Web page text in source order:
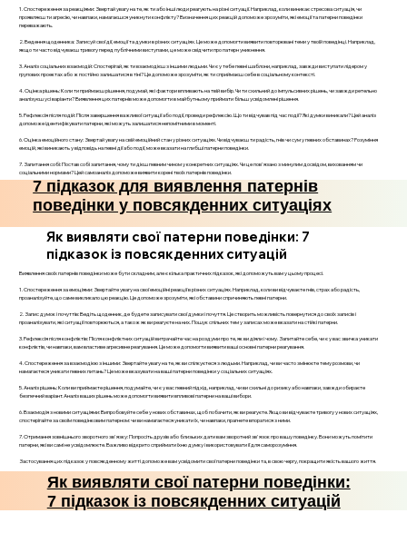
1. Спостереження за реакціями: Звертай увагу на те, як ти або інші люди реагують на різні ситуації. Наприклад, коли виникає стресова ситуація, чи
проявляєш ти агресію, чи навпаки, намагаєшся уникнути конфлікту? Визначення цих реакцій допоможе зрозуміти, які емоції та патерни поведінки
переважають.
2. Ведення щоденника: Записуй свої дії, емоції та думки в різних ситуаціях. Це може допомогти виявити повторювані теми у твоїй поведінці. Наприклад,
якщо ти часто відчуваєш тривогу перед публічними виступами, це може свідчити про патерн уникнення.
3. Аналіз соціальних взаємодій: Спостерігай, як ти взаємодієш з іншими людьми. Чи є у тебе певні шаблони, наприклад, завжди виступати лідером у
групових проектах або ж постійно залишатися в тіні? Це допоможе зрозуміти, як ти сприймаєш себе в соціальному контексті.
4. Оцінка рішень: Коли ти приймаєш рішення, подумай, які фактори впливають на твій вибір. Чи ти схильний до імпульсивних рішень, чи завжди ретельно
аналізуєш усі варіанти? Виявлення цих патернів може допомогти в майбутньому приймати більш усвідомлені рішення.
5. Рефлексія після подій: Після завершення важливої ситуації або події, проведи рефлексію. Що ти відчував під час події? Які думки виникали? Цей аналіз
допоможе ідентифікувати патерни, які можуть залишатися непомітними в моменті.
6. Оцінка емоційного стану: Звертай увагу на свій емоційний стан у різних ситуаціях. Чи відчуваєш ти радість, гнів чи сум у певних обставинах? Розуміння
емоцій, які виникають у відповідь на певні дії або події, може вказати на глибші патерни поведінки.
7. Запитання собі: Постав собі запитання, чому ти дієш певним чином у конкретних ситуаціях. Чи це пов'язано з минулим досвідом, вихованням чи
соціальними нормами? Цей самоаналіз допоможе виявити корені твоїх патернів поведінки.
7 підказок для виявлення патернів
поведінки у повсякденних ситуаціях
Як виявляти свої патерни поведінки: 7
підказок із повсякденних ситуацій
Виявлення своїх патернів поведінки може бути складним, але є кілька практичних підказок, які допоможуть вам у цьому процесі.
1. Спостереження за емоціями: Звертайте увагу на свої емоційні реакції в різних ситуаціях. Наприклад, коли ви відчуваєте гнів, страх або радість,
проаналізуйте, що саме викликало цю реакцію. Це допоможе зрозуміти, які обставини спричиняють певні патерни.
2. Запис думок і почуттів: Ведіть щоденник, де будете записувати свої думки і почуття. Це створить можливість повернутися до своїх записів і
проаналізувати, які ситуації повторюються, а також як ви реагуєте на них. Пошук спільних тем у записах може вказати на стійкі патерни.
3. Рефлексія після конфліктів: Після конфліктних ситуацій витрачайте час на роздуми про те, як ви діяли і чому. Запитайте себе, чи є у вас звичка уникати
конфліктів, чи навпаки, вам властиве агресивне реагування. Це може допомогти виявити ваші основні патерни реагування.
4. Спостереження за взаємодією з іншими: Звертайте увагу на те, як ви спілкуєтеся з людьми. Наприклад, чи ви часто змінюєте тему розмови, чи
намагаєтеся уникати певних питань? Це може вказувати на ваші патерни поведінки у соціальних ситуаціях.
5. Аналіз рішень: Коли ви приймаєте рішення, подумайте, чи є у вас певний підхід, наприклад, чи ви схильні до ризику або навпаки, завжди обираєте
безпечний варіант. Аналіз ваших рішень може допомогти виявити впливові патерни на ваші вибори.
6. Взаємодія з новими ситуаціями: Випробовуйте себе у нових обставинах, щоб побачити, як ви реагуєте. Якщо ви відчуваєте тривогу у нових ситуаціях,
спостерігайте за своїм поведінковим патерном: чи ви намагаєтеся уникати їх, чи навпаки, прагнете впоратися з ними.
7. Отримання зовнішнього зворотного зв'язку: Попросіть друзів або близьких дати вам зворотний зв'язок про вашу поведінку. Вони можуть помітити
патерни, які ви самі не усвідомлюєте. Важливо відкрито сприймати їхню думку і використовувати її для саморозуміння.
Застосування цих підказок у повсякденному житті допоможе вам усвідомити свої патерни поведінки та, в свою чергу, покращити якість вашого життя.
Як виявляти свої патерни поведінки:
7 підказок із повсякденних ситуацій